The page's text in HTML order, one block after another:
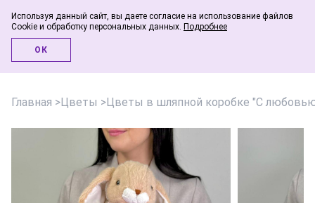
Главная >Цветы >Цветы в шляпной коробке "С любовью
Используя данный сайт, вы даете согласие на использование файлов
Cookie и обработку персональных данных. Подробнее
ОК